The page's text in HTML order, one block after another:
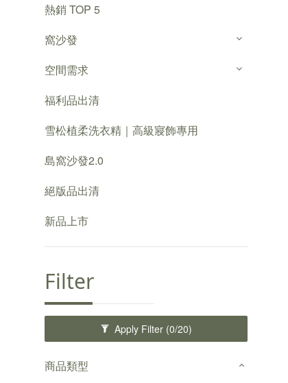
熱銷 TOP 5
窩沙發
空間需求
福利品出清
雪松植柔洗衣精｜高級寢飾專用
島窩沙發2.0
絕版品出清
新品上市
Filter
Apply Filter (0/20)
商品類型